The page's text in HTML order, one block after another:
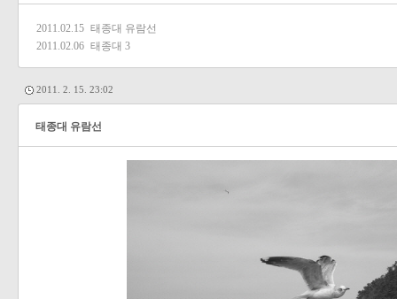
2011.02.15 태종대 유람선
2011.02.06 태종대 3
2011. 2. 15. 23:02
태종대 유람선